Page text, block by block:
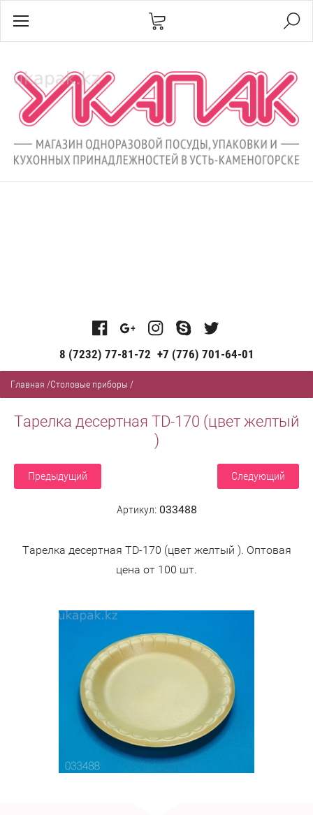
8 (7232) 77-81-72 +7 (776) 701-64-01
Главная /Столовые приборы /
Тарелка десертная TD-170 (цвет желтый
)
Предыдущий Следующий
Артикул:033488
Тарелка десертная TD-170 (цвет желтый ). Оптовая
цена от 100 шт.